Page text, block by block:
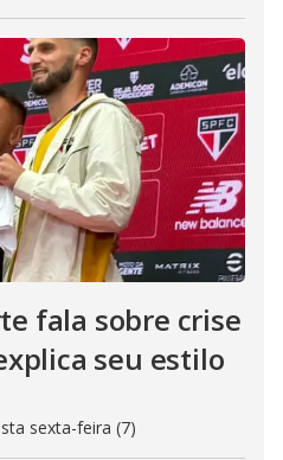
fala sobre crise
seu estilo
sexta-feira (7)